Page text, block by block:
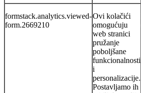
formstack.analytics.viewed-
form.2669210
Ovi kolačići
omogućuju
web stranici
pružanje
poboljšane
funkcionalnosti
i
personalizacije.
Postavljamo ih